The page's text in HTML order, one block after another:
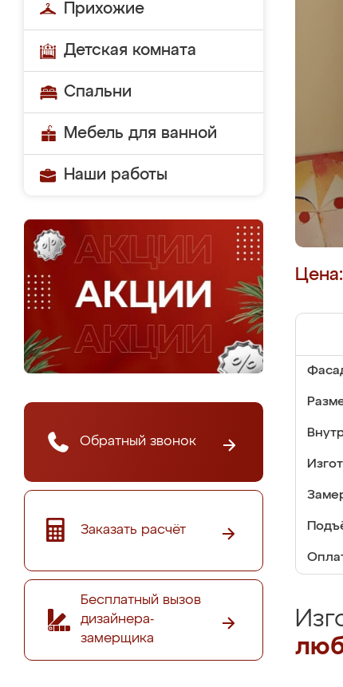
Прихожие
Детская комната
Спальни
Мебель для ванной
Наши работы
Обратный звонок
Заказать расчёт
Бесплатный вызов
дизайнера-
замерщика